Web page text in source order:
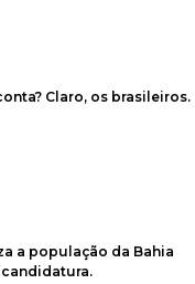
Claro, os brasileiros.
a população da Bahia